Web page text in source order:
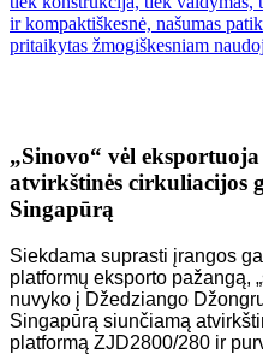
„Sinovo“ vėl
atvirkštinės cirkuliacijos
Singapūrą
Siekdama suprasti įrangos
platformų eksporto pažangą,
nuvyko į Džedziango
Singapūrą siunčiamą
platformą ZJD2800/280 ir